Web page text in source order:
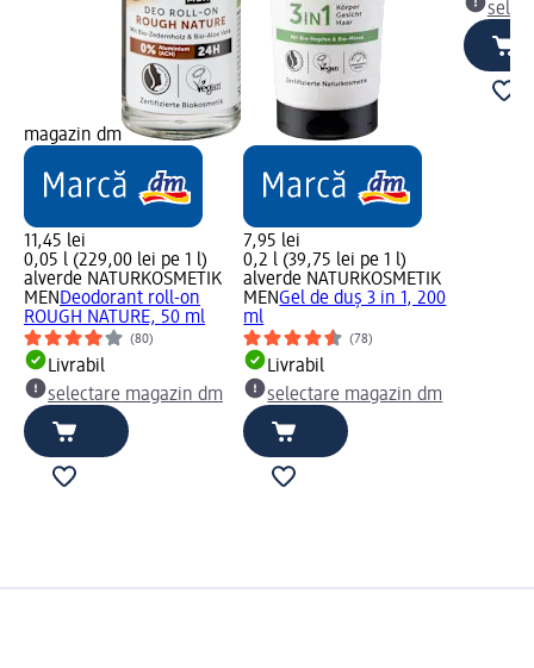
magazin dm
11,45 lei
0,05 l (229,00 lei pe 1 l)
alverde NATURKOSMETIK
MEN Deodorant roll-on
ROUGH NATURE, 50 ml
(80)
Livrabil
selectare magazin dm
7,95 lei
0,2 l (39,75 lei pe 1 l)
alverde NATURKOSMETIK
MENGel de duș 3 in 1, 200
ml
(78)
Livrabil
selectare magazin dm